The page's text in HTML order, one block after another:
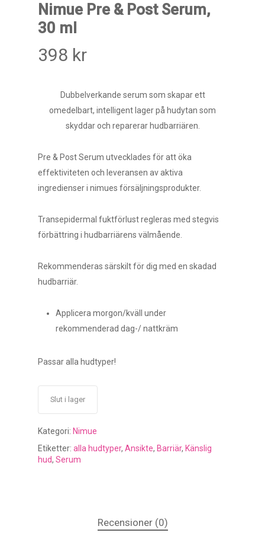
Nimue Pre & Post Serum,
30 ml
398 kr
Dubbelverkande serum som skapar ett
omedelbart, intelligent lager på hudytan som
skyddar och reparerar hudbarriären.
Pre & Post Serum utvecklades för att öka
effektiviteten och leveransen av aktiva
ingredienser i nimues försäljningsprodukter.
Transepidermal fuktförlust regleras med stegvis
förbättring i hudbarriärens välmående.
Rekommenderas särskilt för dig med en skadad
hudbarriär.
Applicera morgon/kväll under
rekommenderad dag-/ nattkräm
Passar alla hudtyper!
Slut i lager
Kategori: Nimue
Etiketter: alla hudtyper, Ansikte, Barriär, Känslig
hud, Serum
Recensioner (0)